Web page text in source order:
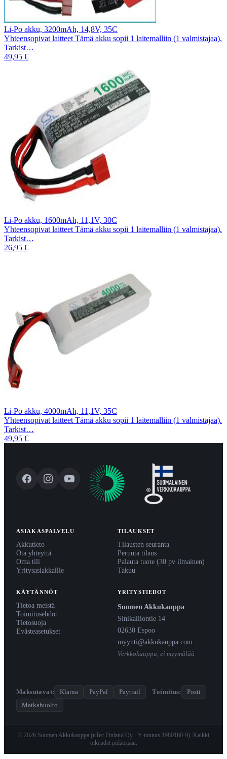
Li-Po akku, 3200mAh, 14,8V, 35C
Yhteensopivat laitteet Tämä akku sopii 1 laitemalliin (1 valmistajaa).
Tarkist…
49,95 €
Li-Po akku, 1600mAh, 11,1V, 30C
Yhteensopivat laitteet Tämä akku sopii 1 laitemalliin (1 valmistajaa).
Tarkist…
26,95 €
Li-Po akku, 4000mAh, 11,1V, 35C
Yhteensopivat laitteet Tämä akku sopii 1 laitemalliin (1 valmistajaa).
Tarkist…
49,95 €
ASIAKASPALVELU
Akkutieto
Ota yhteyttä
Oma tili
Yritysasiakkaille
TILAUKSET
Tilausten seuranta
Peruuta tilaus
Palauta tuote (30 pv ilmainen)
Takuu
KÄYTÄNNÖT
Tietoa meistä
Toimitusehdot
Tietosuoja
Evästeasetukset
YRITYSTIEDOT
Suomen Akkukauppa
Sinikalliontie 14
02630 Espoo
myynti@akkukauppa.com
Verkkokauppa, ei myymälää
Maksutavat: Klarna PayPal Paytrail · Toimitus:
Posti
Matkahuolto
© 2026 Suomen Akkukauppa (nTec Finland Oy · Y-tunnus 1980160-9). Kaikki
oikeudet pidätetään.